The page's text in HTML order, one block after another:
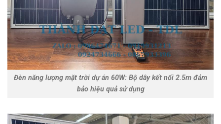
Đèn năng lượng mặt trời dự án 60W: Bộ dây kết nối 2.5m đảm
bảo hiệu quả sử dụng